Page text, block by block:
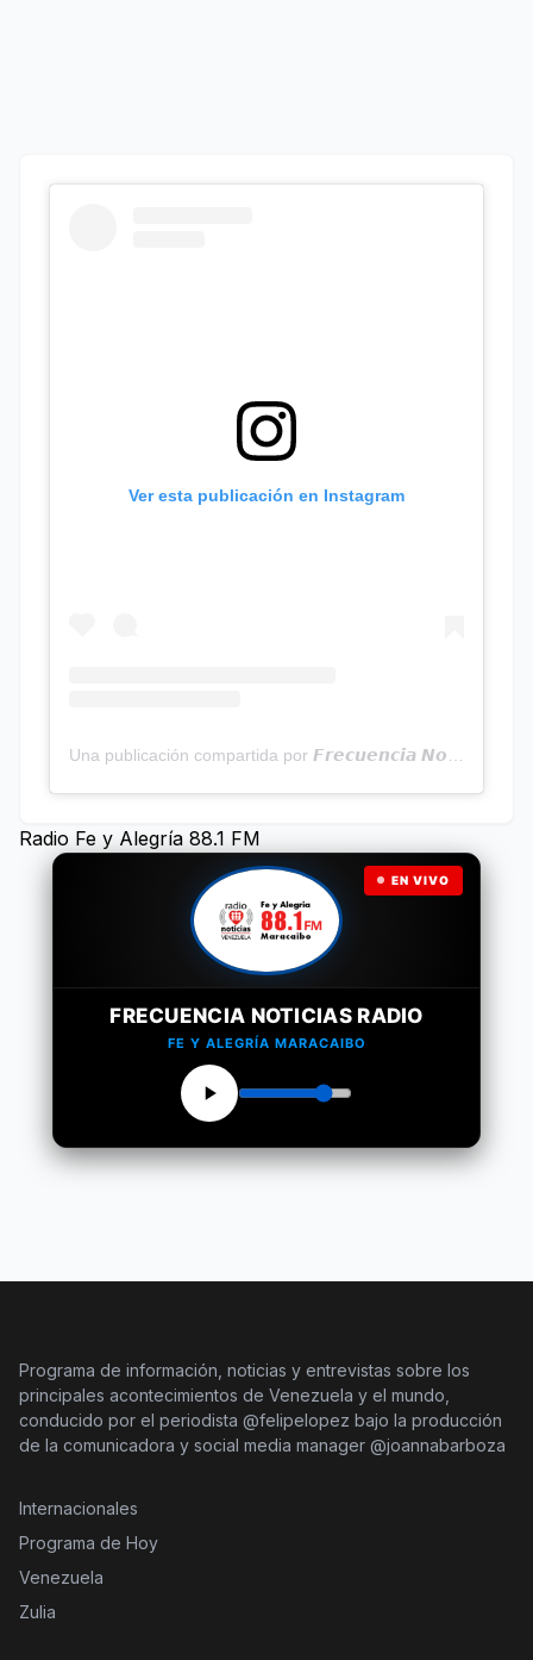
Ver esta publicación en Instagram
Radio Fe y Alegría 88.1 FM
EN VIVO
FRECUENCIA NOTICIAS RADIO
FE Y ALEGRÍA MARACAIBO
Programa de información, noticias y entrevistas sobre los
principales acontecimientos de Venezuela y el mundo,
conducido por el periodista @felipelopez bajo la producción
de la comunicadora y social media manager @joannabarboza
Internacionales
Programa de Hoy
Venezuela
Zulia